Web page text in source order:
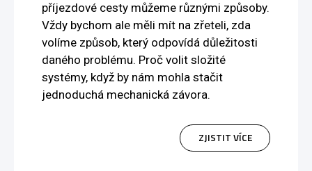
příjezdové cesty můžeme různými způsoby.
Vždy bychom ale měli mít na zřeteli, zda
volíme způsob, který odpovídá důležitosti
daného problému. Proč volit složité
systémy, když by nám mohla stačit
jednoduchá mechanická závora.
ZJISTIT VÍCE